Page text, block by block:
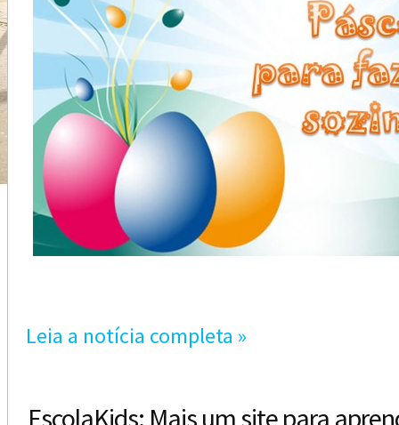
Leia a notícia completa »
EscolaKids: Mais um site para